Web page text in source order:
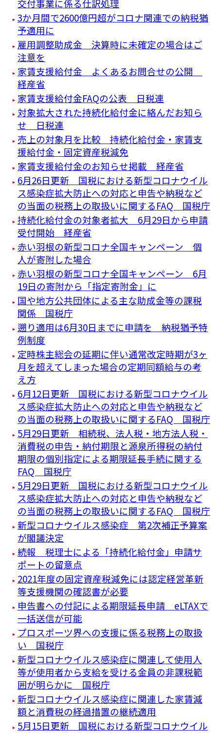
交付事業に係る仕訳処理
3か月間で2600億円超がコロナ関連での納税猶
予適用に
雇用調整助成金 決算時に未確定の場合はご
注意を
家賃支援給付金 よくあるお問合せの公開
経産省
家賃支援給付金FAQの公表 日税連
対象拡大された持続化給付金に絡んだお知ら
せ 日税連
売上の対象月を比較 持続化給付金・家賃支
援給付金・固定資産税減免
家賃支援給付金のお知らせ掲載 経産省
6月26日更新 国税における新型コロナウイル
ス感染症拡大防止への対応と申告や納税など
の当面の税務上の取扱いに関するFAQ 国税庁
持続化給付金の対象者拡大 6月29日から申請
受付開始 経産省
赤い羽根の新型コロナ全国キャンペーン 個
人が寄附した場合
赤い羽根の新型コロナ全国キャンペーン 6月
19日の寄附から「指定寄附金」に
国や地方公共団体による主な助成金等の課税
関係 国税庁
遡り適用は6月30日までに申請を 納税猶予特
例制度
定時株主総会の延期に伴い通常改定時期が3ヶ
月を超えてしまった場合の定期同額給与の考
え方
6月12日更新 国税における新型コロナウイル
ス感染症拡大防止への対応と申告や納税など
の当面の税務上の取扱いに関するFAQ 国税庁
5月29日更新 相続税、法人税・地方法人税・
消費税の申告・納付期限と源泉所得税の納付
期限の個別指定による期限延長手続に関する
FAQ 国税庁
5月29日更新 国税における新型コロナウイル
ス感染症拡大防止への対応と申告や納税など
の当面の税務上の取扱いに関するFAQ 国税庁
新型コロナウイルス感染症 第2次補正予算案
が閣議決定
続報 税理士による「持続化給付金」申請サ
ポートの留意点
2021年度の固定資産税減免には認定経営革新
等支援機関の確認書が必要
申告書への付記による期限延長申請 eLTAXで
一括送信が可能
プロスポーツ界への支援に係る税務上の取扱
い 国税庁
新型コロナウイルス感染症に関連して使用人
等が使用者から支給を受ける金員の非課税範
囲が明らかに 国税庁
新型コロナウイルス感染症に関連した家賃減
額と消費税の経過措置の継続適用
5月15日更新 国税における新型コロナウイル